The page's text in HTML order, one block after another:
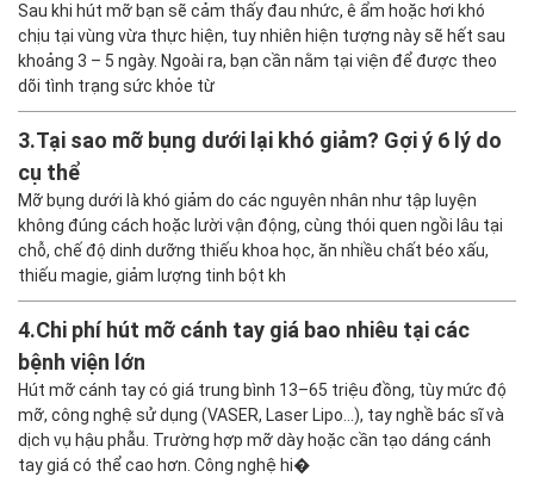
Sau khi hút mỡ bạn sẽ cảm thấy đau nhức, ê ẩm hoặc hơi khó
chịu tại vùng vừa thực hiện, tuy nhiên hiện tượng này sẽ hết sau
khoảng 3 – 5 ngày. Ngoài ra, bạn cần nằm tại viện để được theo
dõi tình trạng sức khỏe từ
3.Tại sao mỡ bụng dưới lại khó giảm? Gợi ý 6 lý do
cụ thể
Mỡ bụng dưới là khó giảm do các nguyên nhân như tập luyện
không đúng cách hoặc lười vận động, cùng thói quen ngồi lâu tại
chỗ, chế độ dinh dưỡng thiếu khoa học, ăn nhiều chất béo xấu,
thiếu magie, giảm lượng tinh bột kh
4.Chi phí hút mỡ cánh tay giá bao nhiêu tại các
bệnh viện lớn
Hút mỡ cánh tay có giá trung bình 13–65 triệu đồng, tùy mức độ
mỡ, công nghệ sử dụng (VASER, Laser Lipo…), tay nghề bác sĩ và
dịch vụ hậu phẫu. Trường hợp mỡ dày hoặc cần tạo dáng cánh
tay giá có thể cao hơn. Công nghệ hi�